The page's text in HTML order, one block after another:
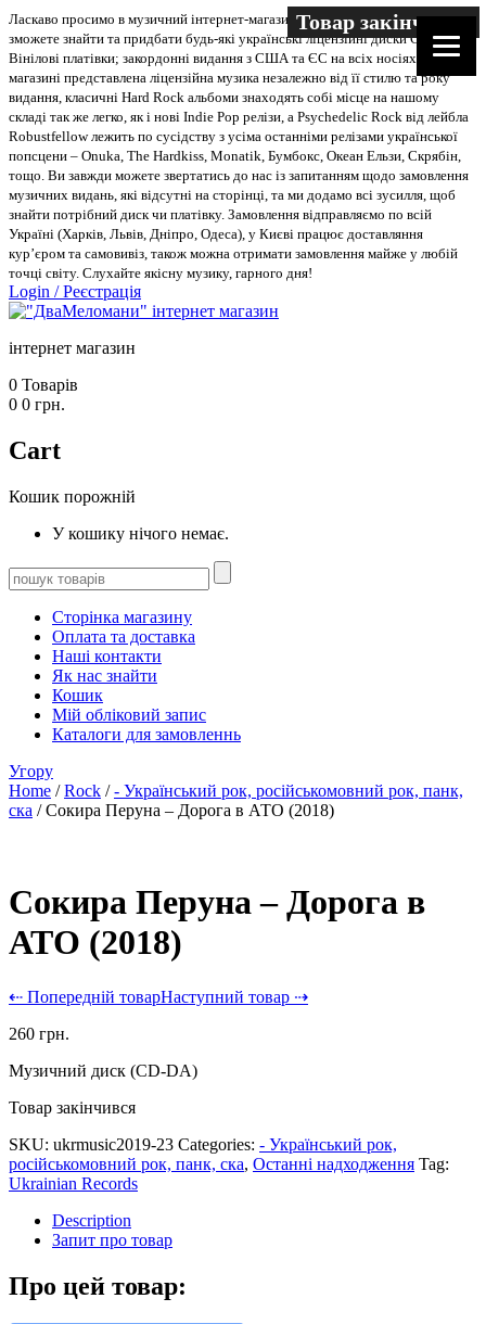
Ласкаво просимо в музичний інтернет-магазин “Два меломани”. У нас Ви
зможете знайти та придбати будь-які українські ліцензійні диски CD, DVD,
Вінілові платівки; закордонні видання з США та ЄС на всіх носіях. В
магазині представлена ліцензійна музика незалежно від її стилю та року
видання, класичні Hard Rock альбоми знаходять собі місце на нашому
складі так же легко, як і нові Indie Pop релізи, а Psychedelic Rock від лейбла
Robustfellow лежить по сусідству з усіма останніми релізами української
попсцени – Onuka, The Hardkiss, Monatik, Бумбокс, Океан Ельзи, Скрябін,
тощо. Ви завжди можете звертатись до нас із запитанням щодо замовлення
музичних видань, які відсутні на сторінці, та ми додамо всі зусилля, щоб
знайти потрібний диск чи платівку. Замовлення відправляємо по всій
Україні (Харків, Львів, Дніпро, Одеса), у Києві працює доставляння
кур’єром та самовивіз, також можна отримати замовлення майже у любій
точці світу. Слухайте якісну музику, гарного дня!
Login /Реєстрація
інтернет магазин
0 Товарів
0 0 грн.
Cart
Кошик порожній
У кошику нічого немає.
Сторінка магазину
Оплата та доставка
Наші контакти
Як нас знайти
Кошик
Мій обліковий запис
Каталоги для замовленнь
Угору
Home /Rock /- Український рок, російськомовний рок, панк,
ска / Сокира Перуна – Дорога в АТО (2018)
Товар закінчився
Сокира Перуна – Дорога в
АТО (2018)
⇠ Попередній товарНаступний товар ⇢
260 грн.
Музичний диск (CD-DA)
Товар закінчився
SKU: ukrmusic2019-23 Categories: - Український рок,
російськомовний рок, панк, ска, Останні надходження Tag:
Ukrainian Records
Description
Запит про товар
Про цей товар: